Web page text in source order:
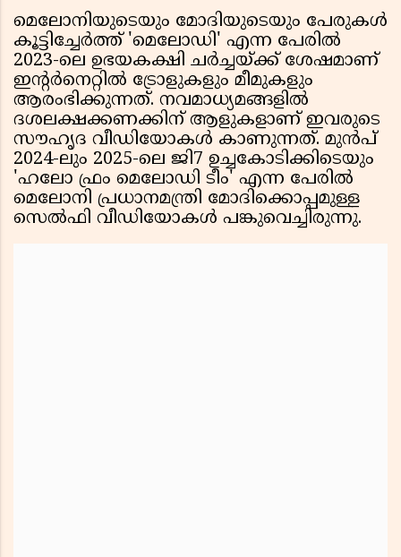
മെലോനിയുടെയും മോദിയുടെയും പേരുകൾ
കൂട്ടിച്ചേർത്ത് 'മെലോഡി' എന്ന പേരിൽ
2023-ലെ ഉഭയകക്ഷി ചർച്ചയ്ക്ക് ശേഷമാണ്
ഇൻ്റർനെറ്റിൽ ട്രോളുകളും മീമുകളും
ആരംഭിക്കുന്നത്. നവമാധ്യമങ്ങളിൽ
ദശലക്ഷക്കണക്കിന് ആളുകളാണ് ഇവരുടെ
സൗഹൃദ വീഡിയോകൾ കാണുന്നത്. മുൻപ്
2024-ലും 2025-ലെ ജി7 ഉച്ചകോടിക്കിടെയും
'ഹലോ ഫ്രം മെലോഡി ടീം' എന്ന പേരിൽ
മെലോനി പ്രധാനമന്ത്രി മോദിക്കൊപ്പമുള്ള
സെൽഫി വീഡിയോകൾ പങ്കുവെച്ചിരുന്നു.